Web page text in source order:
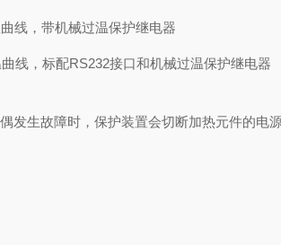
线，带机械过温保护继电器
线，标配RS232接口和机械过温保护继电器
发生故障时，保护装置会切断加热元件的电